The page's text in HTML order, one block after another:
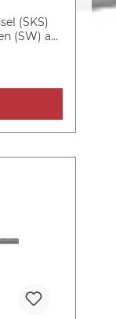
(SKS)
(SW) an.